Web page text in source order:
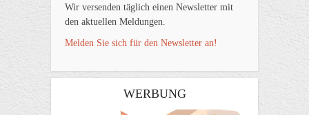
Wir versenden täglich einen Newsletter mit
den aktuellen Meldungen.
Melden Sie sich für den Newsletter an!
WERBUNG